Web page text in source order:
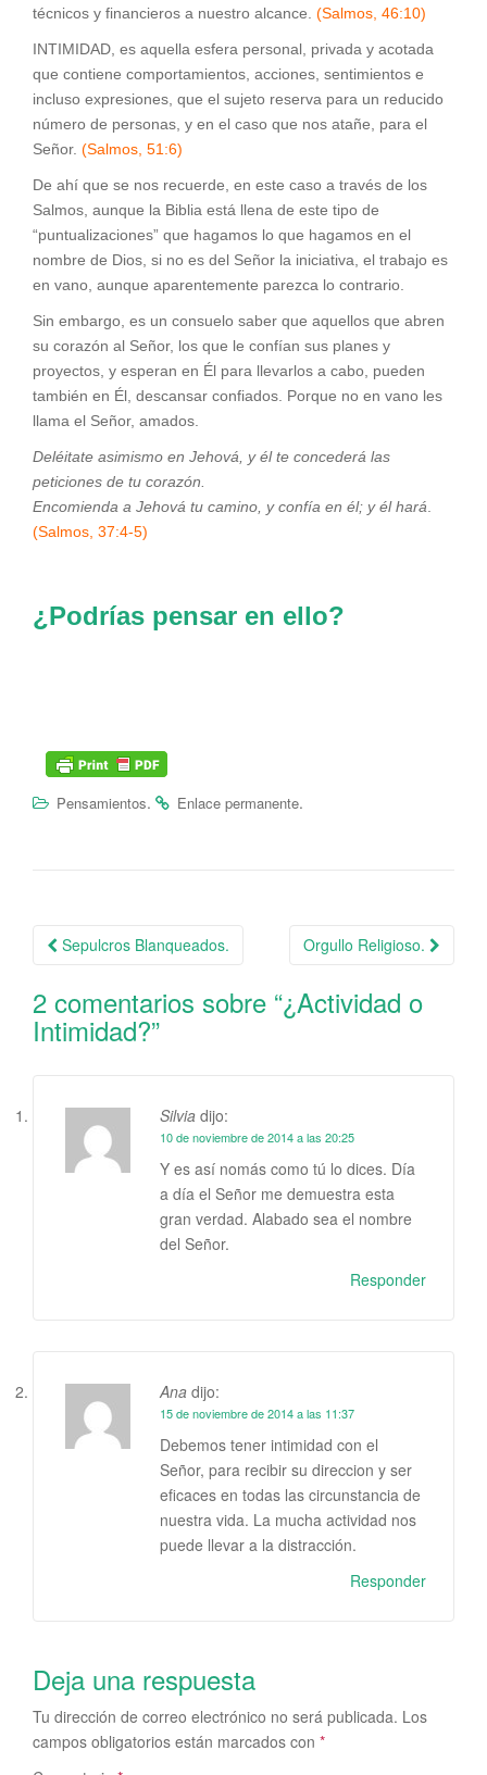
técnicos y financieros a nuestro alcance. (Salmos, 46:10)
INTIMIDAD, es aquella esfera personal, privada y acotada
que contiene comportamientos, acciones, sentimientos e
incluso expresiones, que el sujeto reserva para un reducido
número de personas, y en el caso que nos atañe, para el
Señor. (Salmos, 51:6)
De ahí que se nos recuerde, en este caso a través de los
Salmos, aunque la Biblia está llena de este tipo de
“puntualizaciones” que hagamos lo que hagamos en el
nombre de Dios, si no es del Señor la iniciativa, el trabajo es
en vano, aunque aparentemente parezca lo contrario.
Sin embargo, es un consuelo saber que aquellos que abren
su corazón al Señor, los que le confían sus planes y
proyectos, y esperan en Él para llevarlos a cabo, pueden
también en Él, descansar confiados. Porque no en vano les
llama el Señor, amados.
Deléitate asimismo en Jehová, y él te concederá las
peticiones de tu corazón.
Encomienda a Jehová tu camino, y confía en él; y él hará
(Salmos, 37:4-5)
¿Podrías pensar en ello?
Pensamientos. Enlace permanente.
Navegación de la entrada
Sepulcros Blanqueados. Orgullo Religioso.
2 comentarios sobre “¿Actividad o
Intimidad?”
Silvia dijo:
10 de noviembre de 2014 a las 20:25
Y es así nomás como tú lo dices. Día
a día el Señor me demuestra esta
gran verdad. Alabado sea el nombre
del Señor.
Responder
Ana dijo:
15 de noviembre de 2014 a las 11:37
Debemos tener intimidad con el
Señor, para recibir su direccion y ser
eficaces en todas las circunstancia de
nuestra vida. La mucha actividad nos
puede llevar a la distracción.
Responder
Deja una respuesta
Tu dirección de correo electrónico no será publicada. Los
campos obligatorios están marcados con *